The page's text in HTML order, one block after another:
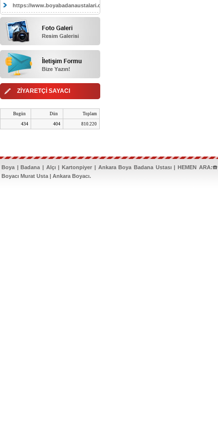
https://www.boyabadanaustalari.com/
ZİYARETÇİ SAYACI
Bugün Dün Toplam
434 404 810.220
Boya | Badana | Alçı | Kartonpiyer | Ankara Boya Badana Ustası | HEMEN
Boyacı Murat Usta | Ankara Boyacı.